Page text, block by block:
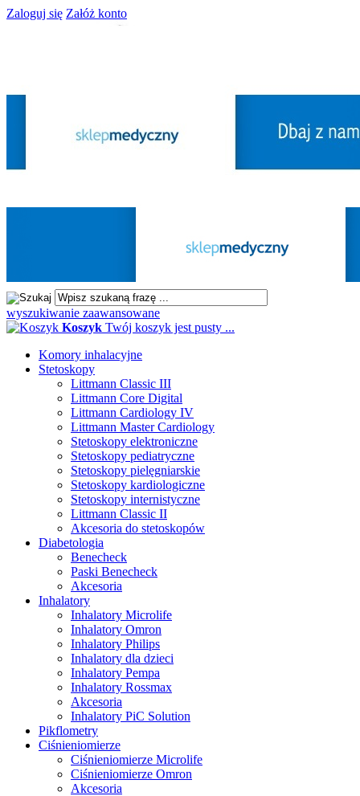
Zaloguj się Załóż konto
wyszukiwanie zaawansowane
Koszyk Twój koszyk jest pusty ...
Komory inhalacyjne
Stetoskopy
Littmann Classic III
Littmann Core Digital
Littmann Cardiology IV
Littmann Master Cardiology
Stetoskopy elektroniczne
Stetoskopy pediatryczne
Stetoskopy pielęgniarskie
Stetoskopy kardiologiczne
Stetoskopy internistyczne
Littmann Classic II
Akcesoria do stetoskopów
Diabetologia
Benecheck
Paski Benecheck
Akcesoria
Inhalatory
Inhalatory Microlife
Inhalatory Omron
Inhalatory Philips
Inhalatory dla dzieci
Inhalatory Pempa
Inhalatory Rossmax
Akcesoria
Inhalatory PiC Solution
Pikflometry
Ciśnieniomierze
Ciśnieniomierze Microlife
Ciśnieniomierze Omron
Akcesoria